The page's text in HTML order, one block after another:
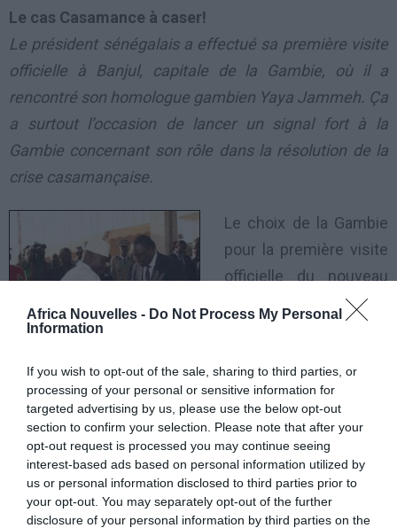
Africa Nouvelles - Do Not Process My Personal
Information
If you wish to opt-out of the sale, sharing to third parties, or
processing of your personal or sensitive information for
targeted advertising by us, please use the below opt-out
section to confirm your selection. Please note that after your
opt-out request is processed you may continue seeing
interest-based ads based on personal information utilized by
us or personal information disclosed to third parties prior to
your opt-out. You may separately opt-out of the further
disclosure of your personal information by third parties on the
Le cas Casamance à caser!
Le président sénégalais a effectué sa première visite
officielle à Banjul, capitale de la Gambie, où il a
rencontré son homologue gambien Yaya Jammeh. Ça
a surtout l’occasion de lancer un signal fort à la
Gambie concernant son rôle dans la résolution de la
crise casamançaise.
Le choix de la Gambie
pour la première visite
officielle du nouveau
chef d’État sénégalais
partie des priorités de Macky Sall. Comme l’a indiqué
Abou Abel Thiam, l’un des porte-paroles du président
sénégalais, Macky Sall compte sur son homologue
gambien Yaya Jammeh pour résoudre la crise en
Casamance.
Dans son discours à la nation le 3 avril 2012, Macky